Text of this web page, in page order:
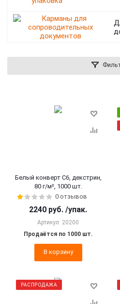
Белый конверт С6, декстрин,
80 г/м², 1000 шт.
0 отзывов
2240 руб. /упак.
Артикул: 20200
Продаётся по 1000 шт.
В корзину
РАСПРОДАЖА